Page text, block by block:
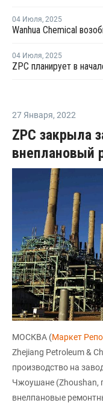
04 Июля, 2025
04 Июля, 2025
ZPC планирует в
27 Января, 2022
ZPC закрыла
внеплановый
МОСКВА (Маркет
Zhejiang Petroleum &
производство на
Чжоушане (Zhoushan,
внелпановые